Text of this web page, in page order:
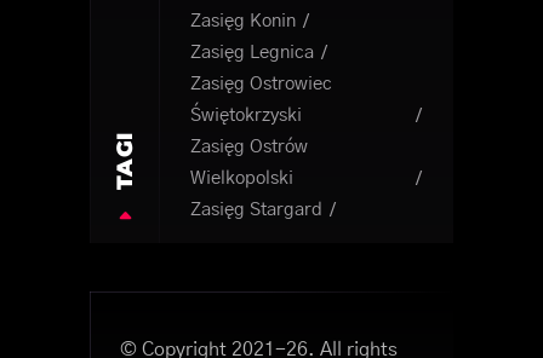
TAGI
Zasięg Konin
Zasięg Legnica
Zasięg Ostrowiec
Świętokrzyski
Zasięg Ostrów
Wielkopolski
Zasięg Stargard
© Copyright 2021-26. All rights